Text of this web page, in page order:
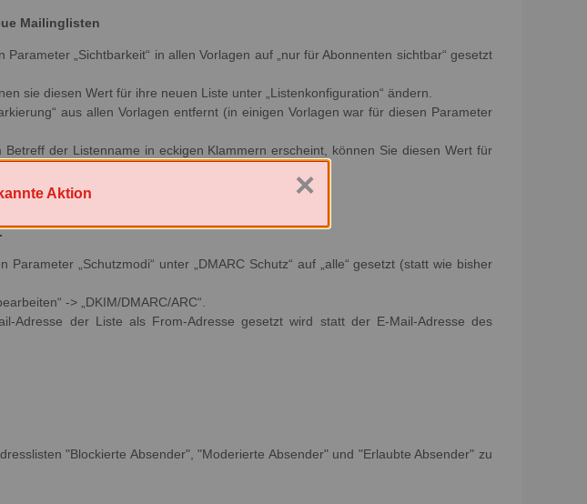
Mailinglisten
„Sichtbarkeit“ in allen Vorlagen auf „nur für Abonnenten sichtbar“ gesetzt
sie diesen Wert für ihre neuen Liste unter „Listenkonfiguration“ ändern.
aus allen Vorlagen entfernt (in einigen Vorlagen war für diesen Parameter
der Listenname in eckigen Klammern erscheint, können Sie diesen Wert für
„Schutzmodi“ unter „DMARC Schutz“ auf „alle“ gesetzt (statt wie bisher
-> „DKIM/DMARC/ARC“.
der Liste als From-Adresse gesetzt wird statt der E-Mail-Adresse des
"Blockierte Absender", "Moderierte Absender" und "Erlaubte Absender" zu
Aktion ×